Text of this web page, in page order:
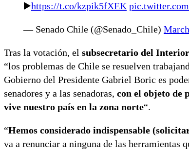
▶️https://t.co/kzpik5fXEK
— Senado Chile (@Senado_Chile)
Tras la votación, el subsecretario del Interior
“los problemas de Chile se resuelven
Gobierno del Presidente Gabriel Boric es
senadores y a las senadoras, con el objeto de
vive nuestro país en la zona norte“.
“Hemos considerado indispensable
va a renunciar a ninguna de las herramientas